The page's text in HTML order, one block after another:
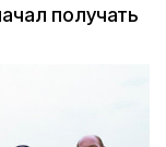
получать